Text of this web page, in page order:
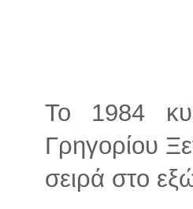
Το 1984
Γρηγορίου
σειρά στο